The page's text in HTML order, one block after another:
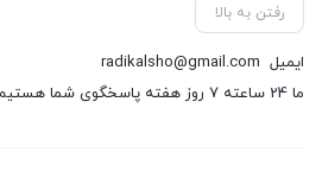
رفتن به بالا
ایمیل radikalsho@gmail.com
ما 24 ساعته 7 روز هفته پاسخگوی شما هستیم.